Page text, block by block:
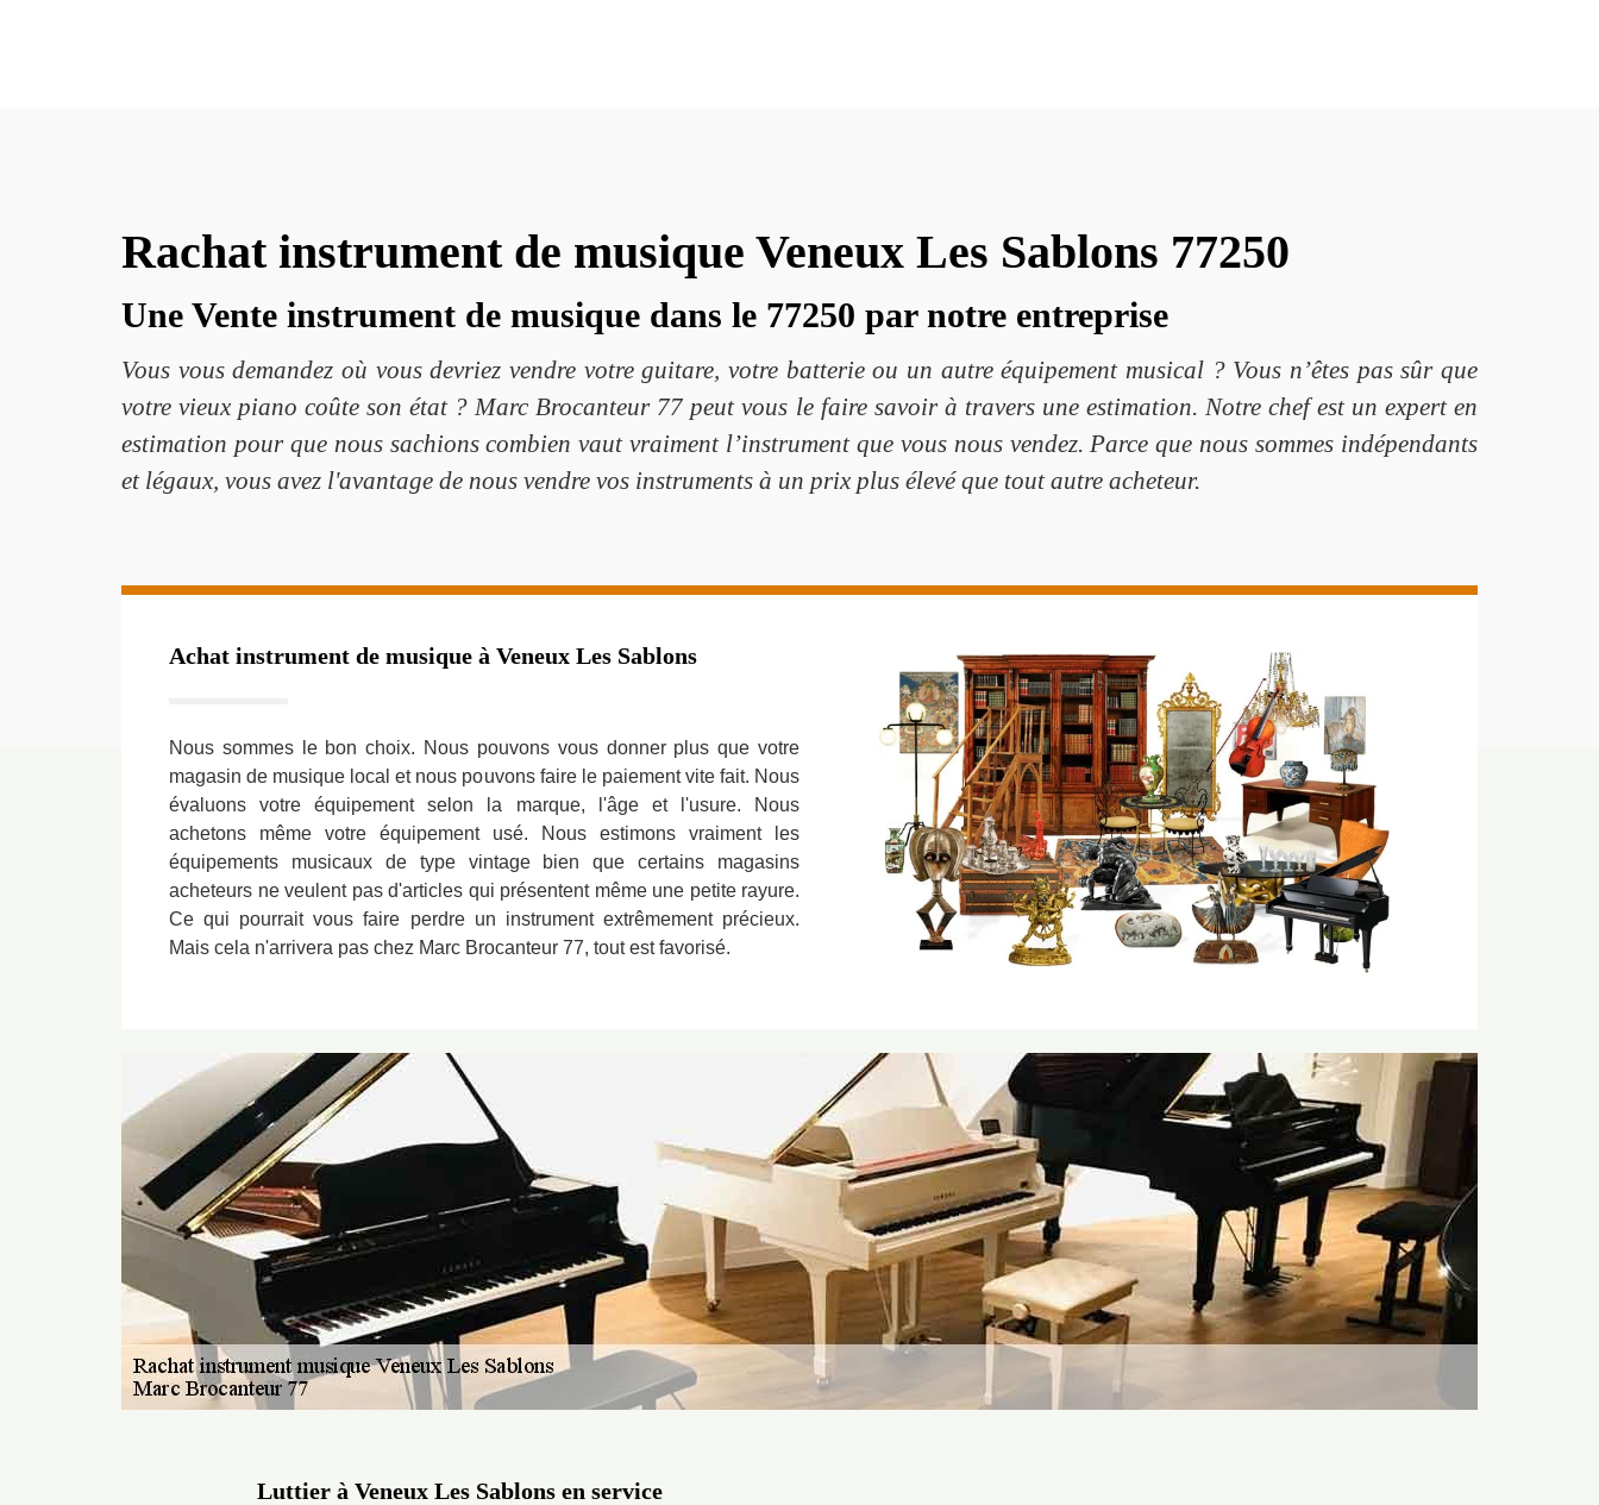
Rachat instrument de musique Veneux Les Sablons 77250
Une Vente instrument de musique dans le 77250 par notre entreprise
Vous vous demandez où vous devriez vendre votre guitare, votre batterie ou un autre équipement musical ? Vous n’êtes pas sûr que
votre vieux piano coûte son état ? Marc Brocanteur 77 peut vous le faire savoir à travers une estimation. Notre chef est un expert en
estimation pour que nous sachions combien vaut vraiment l’instrument que vous nous vendez. Parce que nous sommes indépendants
et légaux, vous avez l'avantage de nous vendre vos instruments à un prix plus élevé que tout autre acheteur.
Achat instrument de musique à Veneux Les Sablons
Nous sommes le bon choix. Nous pouvons vous donner plus que votre
magasin de musique local et nous pouvons faire le paiement vite fait. Nous
évaluons votre équipement selon la marque, l'âge et l'usure. Nous
achetons même votre équipement usé. Nous estimons vraiment les
équipements musicaux de type vintage bien que certains magasins
acheteurs ne veulent pas d'articles qui présentent même une petite rayure.
Ce qui pourrait vous faire perdre un instrument extrêmement précieux.
Mais cela n'arrivera pas chez Marc Brocanteur 77, tout est favorisé.
Luttier à Veneux Les Sablons en service